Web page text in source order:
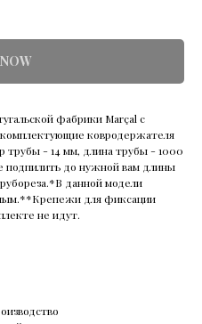
фабрики Marçal с
ковродержателя
трубы - 14 мм, длина трубы - 1000
до нужной вам длины
данной модели
для фиксации
не идут.